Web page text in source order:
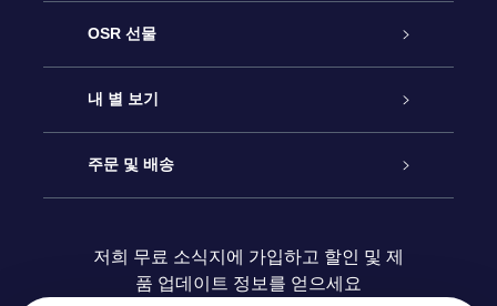
고객 서비스
연락처
블로그
OSR 선물
온라인 별 선물
OSR 선물 팩
OSR 상품권
내 별 보기
Star Register
맞춤 별 페이지
주문 및 배송
결제 정보
저희 무료 소식지에 가입하고 할인 및 제
품 업데이트 정보를 얻으세요